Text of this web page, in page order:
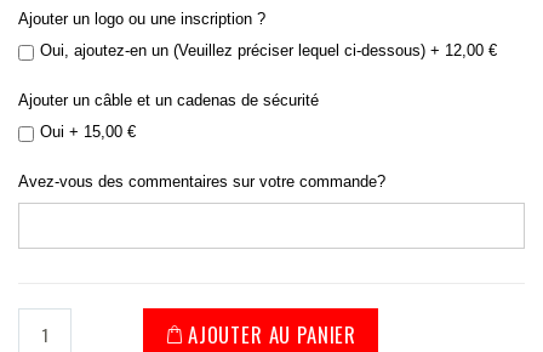
Ajouter un logo ou une inscription ?
Oui, ajoutez-en un (Veuillez préciser lequel ci-dessous) + 12,00 €
Ajouter un câble et un cadenas de sécurité
Oui + 15,00 €
Avez-vous des commentaires sur votre commande?
AJOUTER AU PANIER